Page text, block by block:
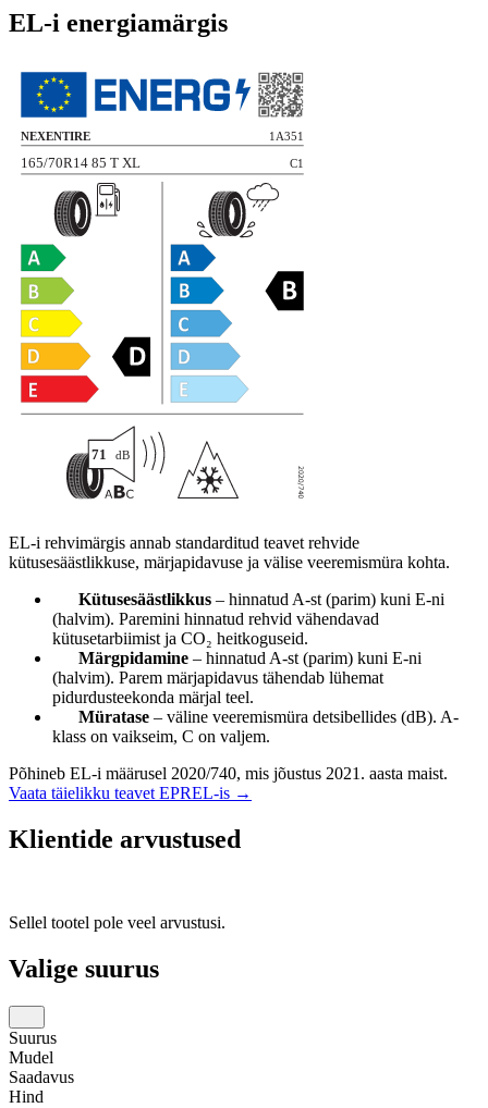
EL-i energiamärgis
EL-i rehvimärgis annab standarditud teavet rehvide
kütusesäästlikkuse, märjapidavuse ja välise veeremismüra kohta.
Kütusesäästlikkus – hinnatud A-st (parim) kuni E-ni
(halvim). Paremini hinnatud rehvid vähendavad
kütusetarbiimist ja CO₂ heitkoguseid.
Märgpidamine – hinnatud A-st (parim) kuni E-ni
(halvim). Parem märjapidavus tähendab lühemat
pidurdusteekonda märjal teel.
Müratase – väline veeremismüra detsibellides (dB). A-
klass on vaikseim, C on valjem.
Põhineb EL-i määrusel 2020/740, mis jõustus 2021. aasta maist.
Vaata täielikku teavet EPREL-is →
Klientide arvustused
Sellel tootel pole veel arvustusi.
Valige suurus
Suurus
Mudel
Saadavus
Hind